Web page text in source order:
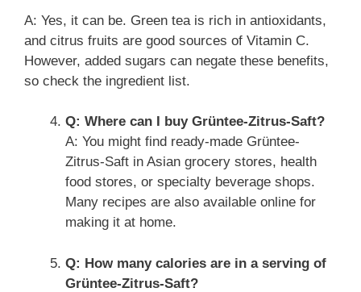
A: Yes, it can be. Green tea is rich in antioxidants,
and citrus fruits are good sources of Vitamin C.
However, added sugars can negate these benefits,
so check the ingredient list.
Q: Where can I buy Grüntee-Zitrus-Saft?
A: You might find ready-made Grüntee-
Zitrus-Saft in Asian grocery stores, health
food stores, or specialty beverage shops.
Many recipes are also available online for
making it at home.
Q: How many calories are in a serving of
Grüntee-Zitrus-Saft?